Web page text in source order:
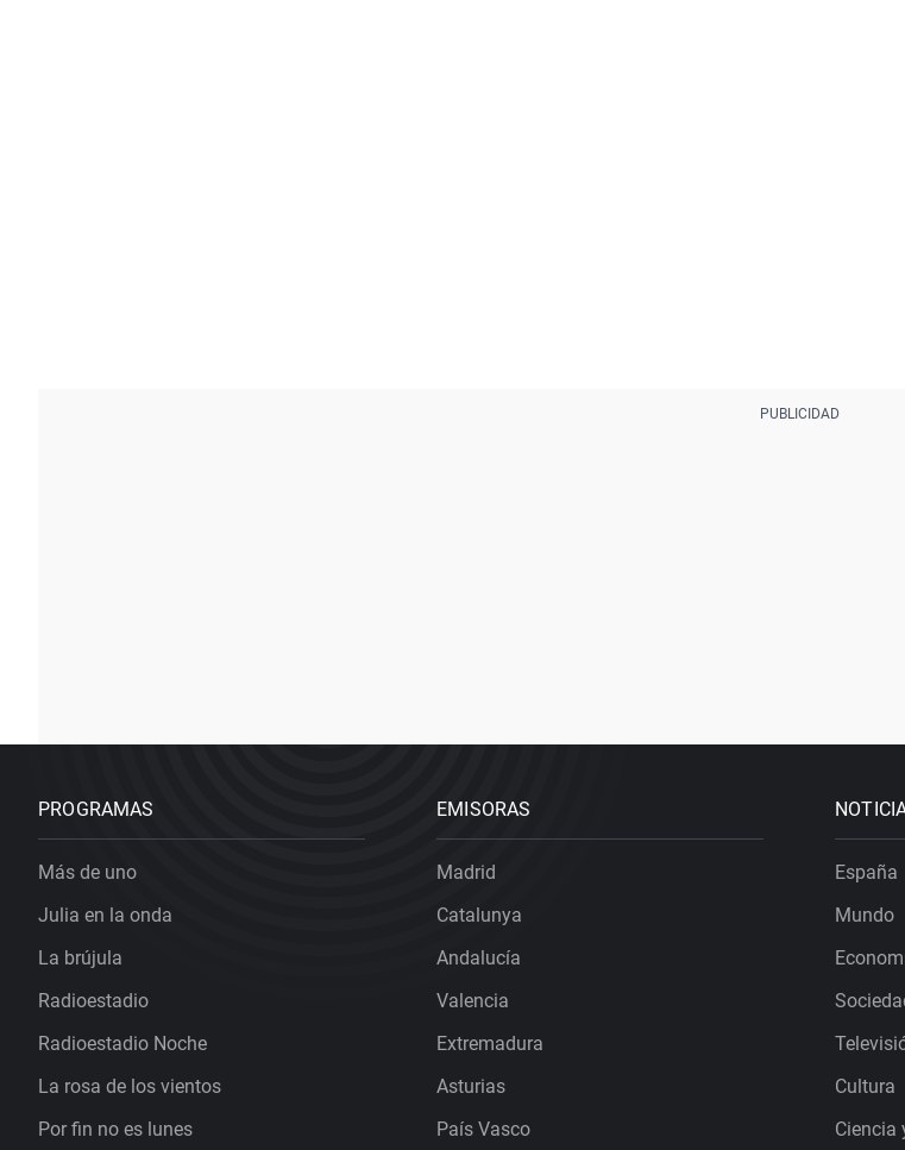
PROGRAMAS
Más de uno
Julia en la onda
La brújula
Radioestadio
Radioestadio Noche
La rosa de los vientos
Por fin no es lunes
EMISORAS
Madrid
Catalunya
Andalucía
Valencia
Extremadura
Asturias
País Vasco
España
Mundo
Cultura
Ciencia